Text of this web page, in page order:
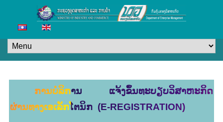
ການບໍລິການ ແຈ້ງຂຶ້ນທະບຽບວິສາຫະກິດ
ຜ່ານທາງເອເລັກໂຕນິກ (E-REGISTRATION)